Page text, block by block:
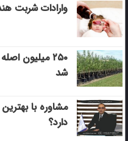
وارادات شربت
۲۵۰ میلیون
شد
مشاوره با
دارد؟